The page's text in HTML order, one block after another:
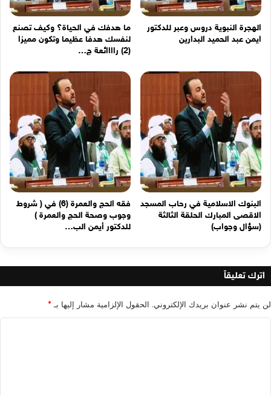
الهجرة النبوية دروس وعبر للدكتور
ايمن عبد الحميد البدارين
ما هدفك في الحياة؟ وكيف تصنع
لنفسك هدفا عظيما وتكون مميزا
(2) راااائعة ج…
البنوك الاسلامية في رحاب المسجد
الاقصى المبارك الحلقة الثالثة
(سؤال وجواب)
فقه الحج والعمرة (6) في ( شروط
وجوب وصحة الحج والعمرة )
للدكتور أيمن الب…
اترك تعليقاً
لن يتم نشر عنوان بريدك الإلكتروني. الحقول الإلزامية مشار إليها بـ*